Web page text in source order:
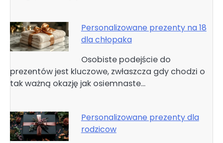
Personalizowane prezenty na 18
dla chłopaka
Osobiste podejście do
prezentów jest kluczowe, zwłaszcza gdy chodzi o
tak ważną okazję jak osiemnaste…
Personalizowane prezenty dla
rodzicow